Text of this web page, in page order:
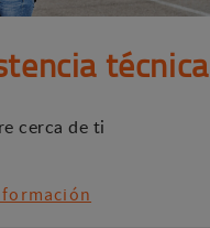
técnica
cerca de ti